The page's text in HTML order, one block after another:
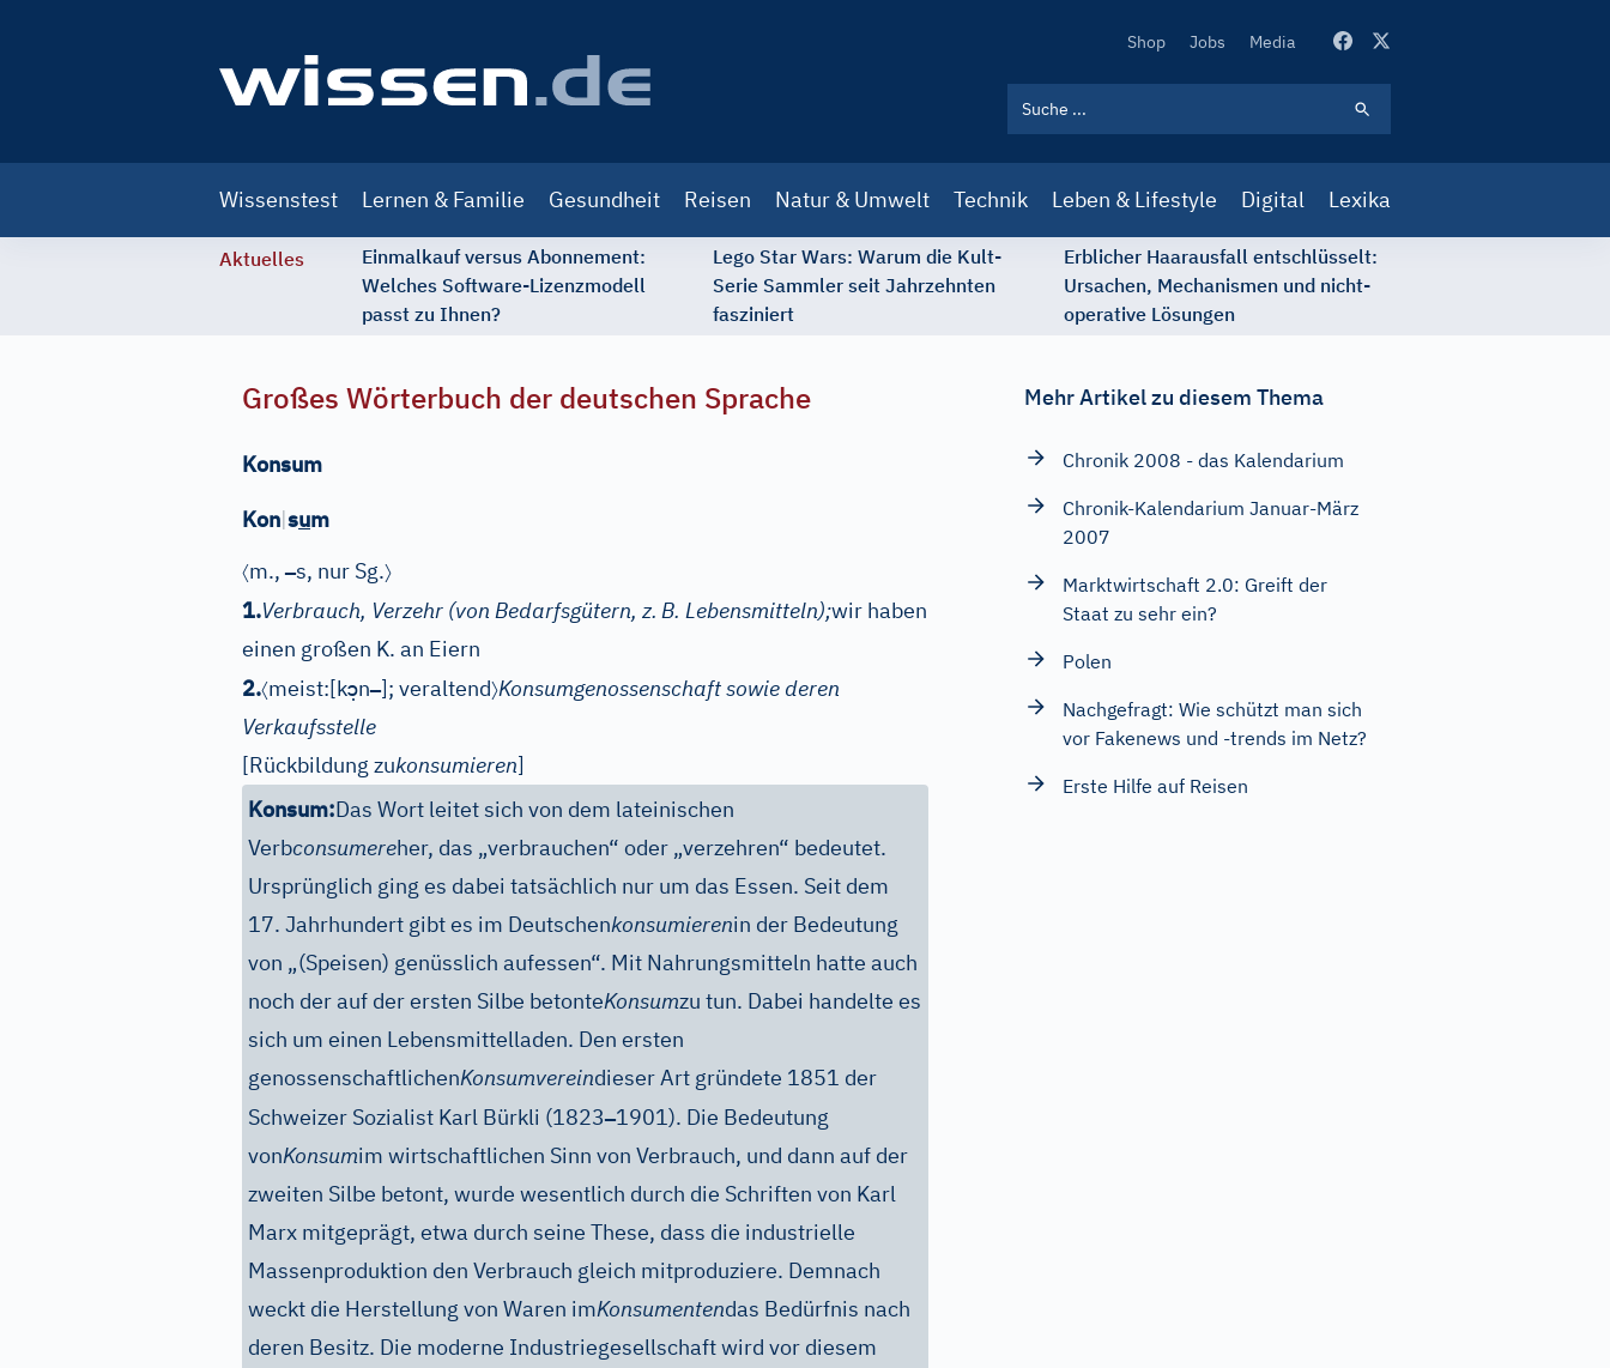
Secondary
Shop Jobs Media
navigation
Wissenstest Lernen & Familie Gesundheit Reisen Natur & Umwelt Technik Leben & Lifestyle Digital Lexika
Aktuelles
Einmalkauf versus Abonnement:
Welches Software-Lizenzmodell
passt zu Ihnen?
Lego Star Wars: Warum die Kult-
Serie Sammler seit Jahrzehnten
fasziniert
Erblicher Haarausfall entschlüsselt:
Ursachen, Mechanismen und nicht-
operative Lösungen
Großes Wörterbuch der deutschen Sprache
Konsum
Kon|sum
〈m.,–s, nur Sg.〉
1.Verbrauch, Verzehr (von Bedarfsgütern, z. B. Lebensmitteln);wir haben
einen großen K. an Eiern
2.〈meist:[kɔ̣n–]; veraltend〉Konsumgenossenschaft sowie deren
Verkaufsstelle
[Rückbildung zukonsumieren]
Konsum:Das Wort leitet sich von dem lateinischen
Verbconsumereher, das „verbrauchen“ oder „verzehren“ bedeutet.
Ursprünglich ging es dabei tatsächlich nur um das Essen. Seit dem
17. Jahrhundert gibt es im Deutschenkonsumierenin der Bedeutung
von „(Speisen) genüsslich aufessen“. Mit Nahrungsmitteln hatte auch
noch der auf der ersten Silbe betonteKonsumzu tun. Dabei handelte es
sich um einen Lebensmittelladen. Den ersten
genossenschaftlichenKonsumvereindieser Art gründete 1851 der
Schweizer Sozialist Karl Bürkli (1823–1901). Die Bedeutung
vonKonsumim wirtschaftlichen Sinn von Verbrauch, und dann auf der
zweiten Silbe betont, wurde wesentlich durch die Schriften von Karl
Marx mitgeprägt, etwa durch seine These, dass die industrielle
Massenproduktion den Verbrauch gleich mitproduziere. Demnach
weckt die Herstellung von Waren imKonsumentendas Bedürfnis nach
deren Besitz. Die moderne Industriegesellschaft wird vor diesem
Mehr Artikel zu diesem Thema
Chronik 2008 - das Kalendarium
Chronik-Kalendarium Januar-März
2007
Marktwirtschaft 2.0: Greift der
Staat zu sehr ein?
Polen
Nachgefragt: Wie schützt man sich
vor Fakenews und -trends im Netz?
Erste Hilfe auf Reisen